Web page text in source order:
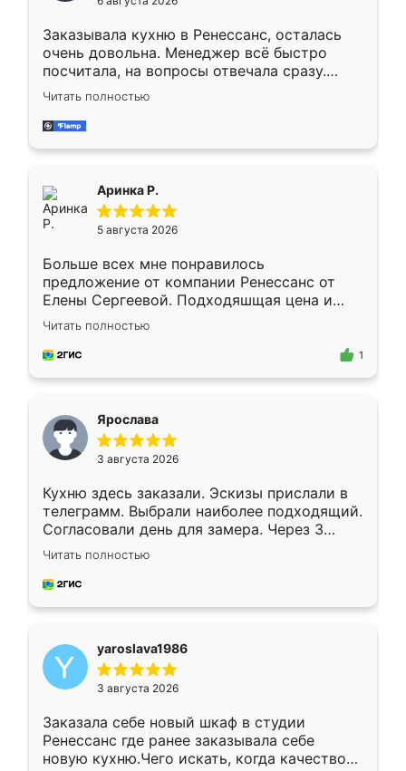
мебели буду заказывать только здесь.
Заказывала кухню в Ренессанс, осталась
очень довольна. Менеджер всё быстро
посчитала, на вопросы отвечала сразу.
Замерщик приехал в субботу, подошёл к
делу со всей ответственностью. Собрали
за день, ребята работали аккуратно, даже
Читать полностью
Аринка Р.
5 августа 2026
Больше всех мне понравилось
предложение от компании Ренессанс от
Елены Сергеевой. Подходяшщая цена и
короткие сроки изготовления. Приехавший
для замера сотрудник Владислав
предложил по моему эскизу самый
Читать полностью
1
Ярослава
3 августа 2026
Кухню здесь заказали. Эскизы прислали в
телеграмм. Выбрали наиболее подходящий.
Согласовали день для замера. Через 3
недели кухня была уже готова. Остались
довольны работой. Спасибо Ренессанс
мебель за качественную работу!
Читать полностью
yaroslava1986
3 августа 2026
Заказала себе новый шкаф в студии
Ренессанс где ранее заказывала себе
новую кухню.Чего искать, когда качеством